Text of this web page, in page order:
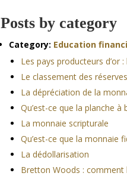
Posts by category
Category: Education
Les pays producteurs d’or
Le classement des
La dépréciation de la
Qu’est-ce que la planche à
La monnaie scripturale
Qu’est-ce que la monnaie
La dédollarisation
Bretton Woods : comment